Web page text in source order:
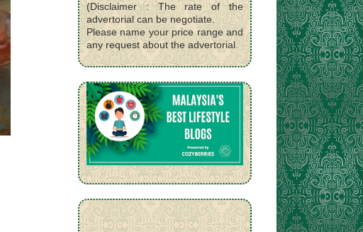
(Disclaimer : The rate of the
advertorial can be negotiate.
Please name your price range and
any request about the advertorial.